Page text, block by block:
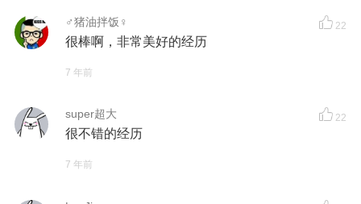
♂猪油拌饭♀ 22
很棒啊，非常美好的经历
7 年前
super超大 22
很不错的经历
7 年前